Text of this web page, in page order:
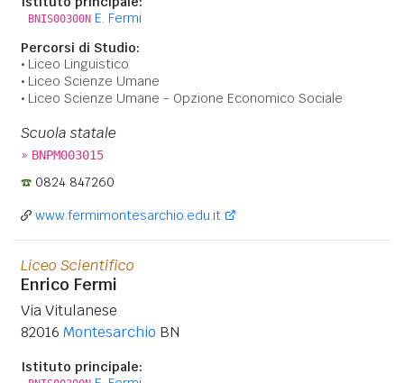
BNIS00300N E. Fermi
Percorsi di Studio:
Liceo Linguistico
Liceo Scienze Umane
Liceo Scienze Umane - Opzione Economico Sociale
Scuola statale
» BNPM003015
0824 847260
www.fermimontesarchio.edu.it
Liceo Scientifico
Enrico Fermi
Via Vitulanese
82016 Montesarchio BN
Istituto principale: